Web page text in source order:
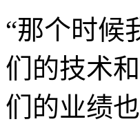
“那个时候
们的技术
们的业绩